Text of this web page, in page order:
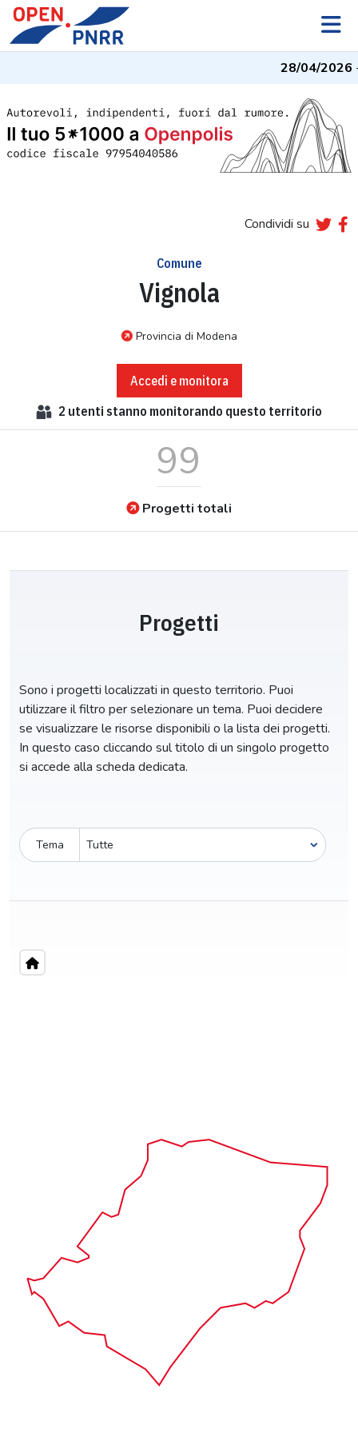
28/04/2026-
Condividi su
Comune
Vignola
Provincia di Modena
Accedi e monitora
2 utenti stanno monitorando questo territorio
99
Progetti totali
Progetti
Sono i progetti localizzati in questo territorio. Puoi
utilizzare il filtro per selezionare un tema. Puoi decidere
se visualizzare le risorse disponibili o la lista dei progetti.
In questo caso cliccando sul titolo di un singolo progetto
si accede alla scheda dedicata.
Tema